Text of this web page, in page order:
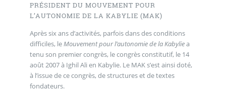
PRÉSIDENT DU MOUVEMENT POUR
L’AUTONOMIE DE LA KABYLIE (MAK)
Après six ans d’activités, parfois dans des conditions
difficiles, leMouvement pour l’autonomie de la Kabyliea
tenu son premier congrès, le congrès constitutif, le 14
août 2007 à Ighil Ali en Kabylie. Le MAK s’est ainsi doté,
à l’issue de ce congrès, de structures et de textes
fondateurs.